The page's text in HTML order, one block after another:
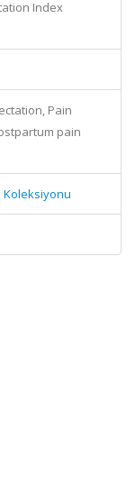
Index
Pain
pain
Koleksiyonu